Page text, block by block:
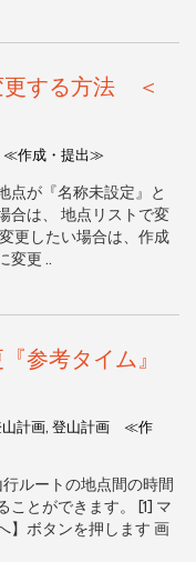
更する方法 ＜
作成・提出≫
点が『名称未設定』と
合は、 地点リストで変
更したい場合は、作成
変更 ..
参考タイム』
計画, 登山計画 ≪作
ルートの地点間の時間
ことができます。 [1] マ
】ボタンを押します 画